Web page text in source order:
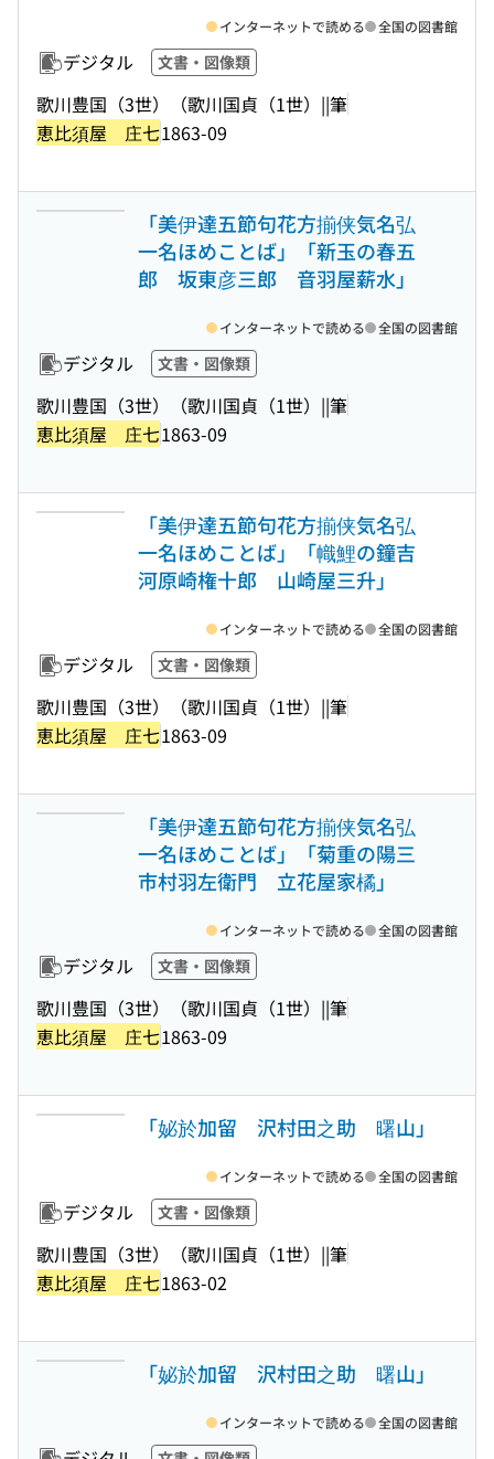
デジタル 文書・図像類
歌川豊国（3世）（歌川国貞（1世）||筆
恵比須屋 庄七1863-09
インターネットで読める 全国の図書館
「美伊達五節句花方揃侠気名弘
一名ほめことば」「新玉の春五
郎 坂東彦三郎 音羽屋薪水」
デジタル 文書・図像類
歌川豊国（3世）（歌川国貞（1世）||筆
恵比須屋 庄七1863-09
インターネットで読める 全国の図書館
「美伊達五節句花方揃侠気名弘
一名ほめことば」「幟鯉の鐘吉
河原崎権十郎 山崎屋三升」
デジタル 文書・図像類
歌川豊国（3世）（歌川国貞（1世）||筆
恵比須屋 庄七1863-09
インターネットで読める 全国の図書館
「美伊達五節句花方揃侠気名弘
一名ほめことば」「菊重の陽三
市村羽左衛門 立花屋家橘」
デジタル 文書・図像類
歌川豊国（3世）（歌川国貞（1世）||筆
恵比須屋 庄七1863-09
インターネットで読める 全国の図書館
「妼於加留 沢村田之助 曙山」
デジタル 文書・図像類
歌川豊国（3世）（歌川国貞（1世）||筆
恵比須屋 庄七1863-02
インターネットで読める 全国の図書館
「妼於加留 沢村田之助 曙山」
インターネットで読める 全国の図書館